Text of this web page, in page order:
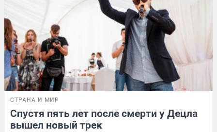
СТРАНА И МИР
Спустя пять лет после смерти у Децла
вышел новый трек